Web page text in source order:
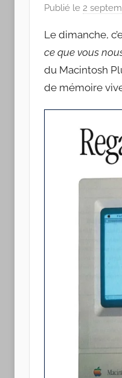
Apple
Publié le 2
Le dimanche,
ce que vous
du Macintosh
de mémoire